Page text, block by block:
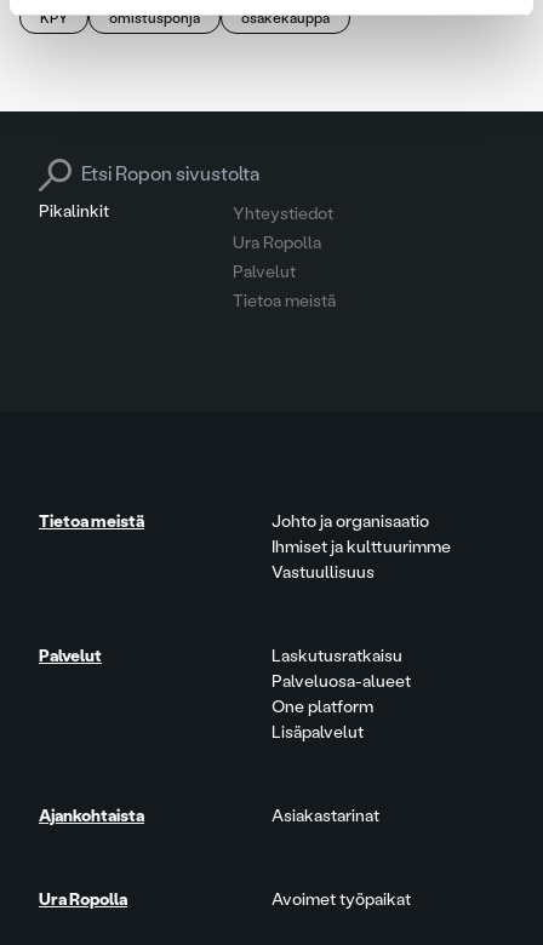
KPY omistuspohja osakekauppa
Pikalinkit
Yhteystiedot
Ura Ropolla
Palvelut
Tietoa meistä
Search for:
Tietoa meistä
Johto ja organisaatio
Ihmiset ja kulttuurimme
Vastuullisuus
Palvelut
Laskutusratkaisu
Palveluosa-alueet
One platform
Lisäpalvelut
Ajankohtaista Asiakastarinat
Ura Ropolla Avoimet työpaikat